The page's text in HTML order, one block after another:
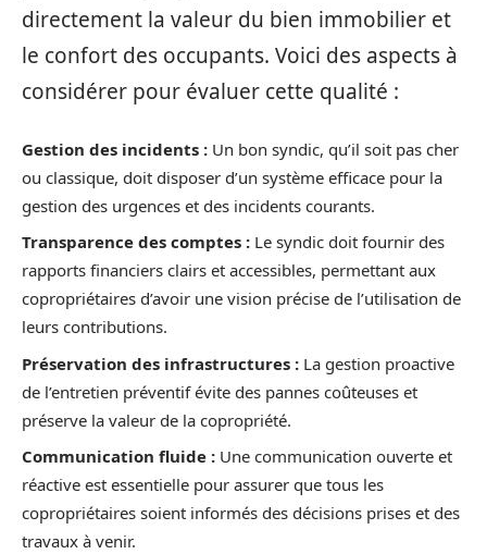
directement la valeur du bien immobilier et
le confort des occupants. Voici des aspects à
considérer pour évaluer cette qualité :
Gestion des incidents : Un bon syndic, qu’il soit pas cher
ou classique, doit disposer d’un système efficace pour la
gestion des urgences et des incidents courants.
Transparence des comptes : Le syndic doit fournir des
rapports financiers clairs et accessibles, permettant aux
copropriétaires d’avoir une vision précise de l’utilisation de
leurs contributions.
Préservation des infrastructures : La gestion proactive
de l’entretien préventif évite des pannes coûteuses et
préserve la valeur de la copropriété.
Communication fluide : Une communication ouverte et
réactive est essentielle pour assurer que tous les
copropriétaires soient informés des décisions prises et des
travaux à venir.